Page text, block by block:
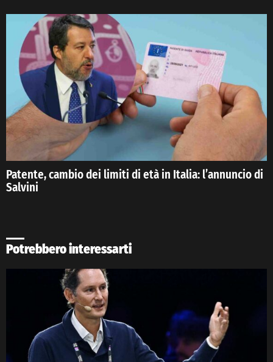
Patente, cambio dei limiti di età in Italia: l’annuncio di
Salvini
Potrebbero interessarti